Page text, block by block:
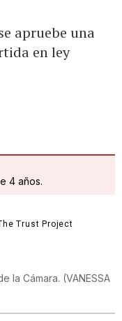
apruebe una
en ley
4 años.
la Cámara. (VANESSA